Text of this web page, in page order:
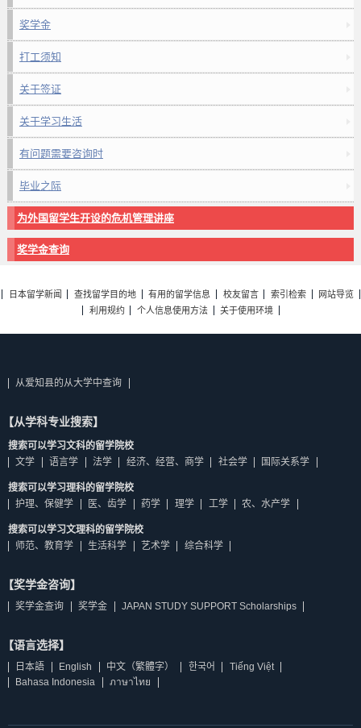
奖学金
打工须知
关于签证
关于学习生活
有问题需要咨询时
毕业之际
为外国留学生开设的危机管理讲座
奖学金查询
日本留学新闻 查找留学目的地 有用的留学信息 校友留言 索引检索
网站导览
利用规约
个人信息使用方法 关于使用环境
从爱知县的从大学中查询
【从学科专业搜索】
搜索可以学习文科的留学院校
文学
语言学 法学 经济、经营、商学 社会学 国际关系学
搜索可以学习理科的留学院校
护理、保健学
医、齿学 药学 理学 工学 农、水产学
搜索可以学习文理科的留学院校
师范、教育学
生活科学 艺术学 综合科学
【奖学金咨询】
奖学金查询 奖学金 JAPAN STUDY SUPPORT Scholarships
【语言选择】
日本語 English 中文（繁體字） 한국어
Tiếng Việt
Bahasa Indonesia
ภาษาไทย